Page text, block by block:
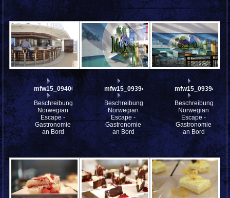
mfw15_094003
Beschreibung:
Norwegian
Escape -
Gastronomie
an Bord
mfw15_093948
Beschreibung:
Norwegian
Escape -
Gastronomie
an Bord
mfw15_093944
Beschreibung:
Norwegian
Escape -
Gastronomie
an Bord